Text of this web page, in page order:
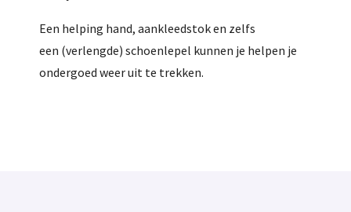
Een helping hand, aankleedstok en zelfs
een (verlengde) schoenlepel kunnen je helpen je
ondergoed weer uit te trekken.